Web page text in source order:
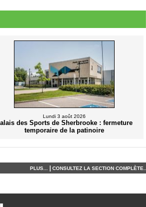
Lundi 3 août 2026
des Sports de Sherbrooke : fermeture
temporaire de la patinoire
PLUS... CONSULTEZ LA SECTION COMPLÈTE...